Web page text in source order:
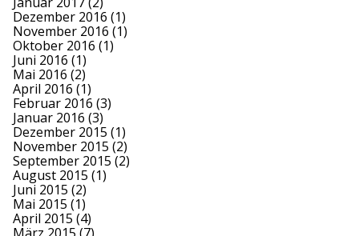
Dezember 2016 (1)
November 2016 (1)
Oktober 2016 (1)
Juni 2016 (1)
Mai 2016 (2)
April 2016 (1)
Februar 2016 (3)
Januar 2016 (3)
Dezember 2015 (1)
November 2015 (2)
September 2015 (2)
August 2015 (1)
Juni 2015 (2)
Mai 2015 (1)
April 2015 (4)
März 2015 (7)